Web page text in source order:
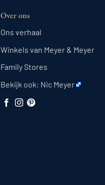
Over ons
Ons verhaal
Winkels van Meyer & Meyer
Family Stores
Bekijk ook: Nic Meyer